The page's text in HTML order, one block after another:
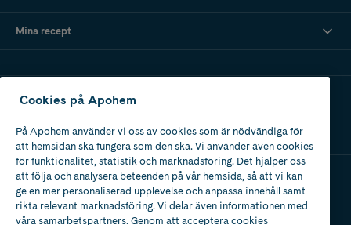
Mina recept
Ladda ner vår app
Apotek med tillstånd
av Läkemedelsverket
Cookies på Apohem
På Apohem använder vi oss av cookies som är nödvändiga för
att hemsidan ska fungera som den ska. Vi använder även cookies
för funktionalitet, statistik och marknadsföring. Det hjälper oss
att följa och analysera beteenden på vår hemsida, så att vi kan
ge en mer personaliserad upplevelse och anpassa innehåll samt
rikta relevant marknadsföring. Vi delar även informationen med
våra samarbetspartners. Genom att acceptera cookies